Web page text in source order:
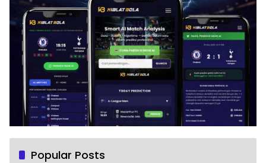
Popular Posts